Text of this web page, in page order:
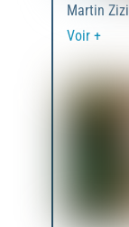
Martin Zizi
Voir +